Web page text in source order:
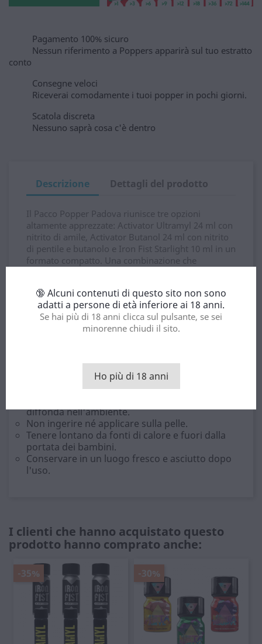
Pagamento 100% sicuro
Nessun riferimento a Poppers apparirà sul tuo estratto
conto
Consegne veloci
Riceverai comodamente i tuoi popper in pochi giorni.
Scatola discreta
Nessuno saprà cosa c'è dentro
Descrizione Dettagli del prodotto
Il Pacco Popper Padova riunisce tre opzioni
altamente apprezzate: Activator Ultramyl 24 ml con
nitrito di amile, Activator Butanol 24 ml con nitrito
di pentile e butanolo e Iron Fist Starlight 10 ml in un
formato compatto. Una combinazione che
Approfitta dell'acquisto di popper con una
consegna comoda, discreta e veloce. Aggiungilo al
carrello, paga in modo sicuro e ricevilo a casa il
marchi riconosciuti a livello internazionale.
Consigli per l'applicazione
diffonda nell'ambiente.
Non ingerire né applicare sulla pelle.
Tenere lontano da fonti di calore e fuori dalla
portata dei bambini.
Conservare in un luogo fresco e asciutto dopo
l'uso.
I clienti che hanno acquistato questo
prodotto hanno comprato anche:
-35% -30%
🔞 Alcuni contenuti di questo sito non sono
adatti a persone di età inferiore ai 18 anni.
Se hai più di 18 anni clicca sul pulsante, se sei
minorenne chiudi il sito.
Ho più di 18 anni